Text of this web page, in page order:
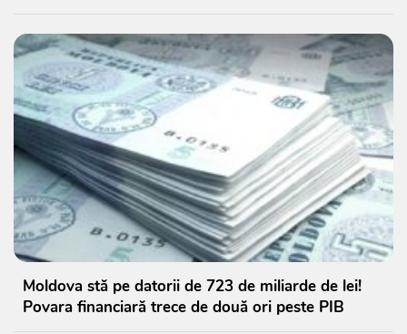
Moldova stă pe datorii de 723 de miliarde de lei!
Povara financiară trece de două ori peste PIB